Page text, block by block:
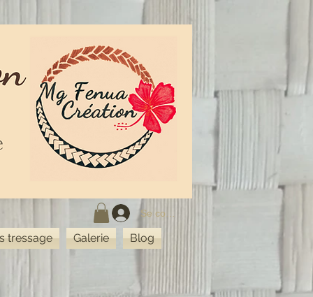
Se connecter
tressage Galerie Blog